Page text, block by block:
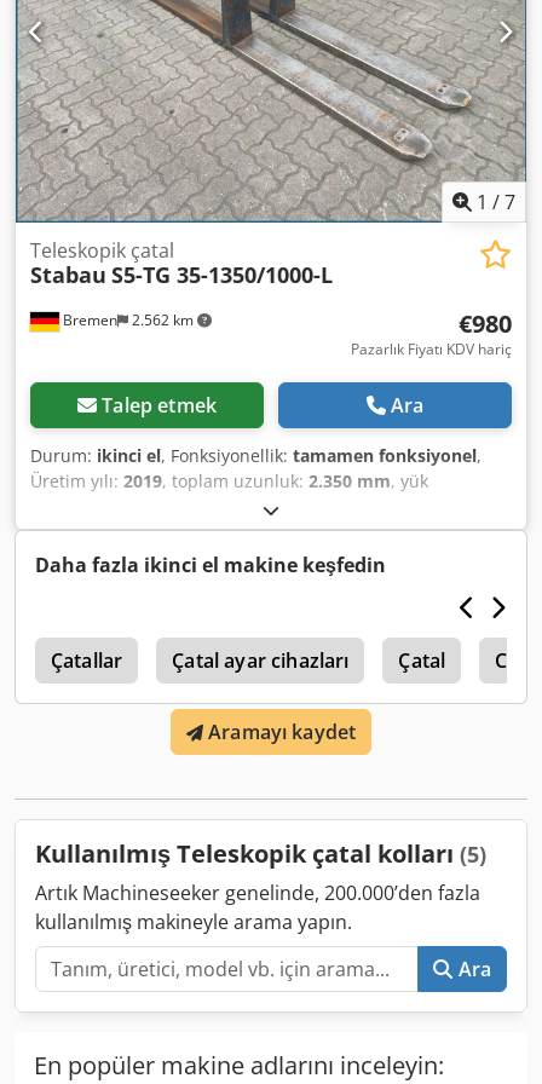
100mm -Yükseklik ayarı (Ø 22mm kilitleme cıvatası ile
kilitleme) *
1 /7
Bremen 2.562 km
Teleskopik çatal
Stabau S5-TG 35-1350/1000-L
€980
Pazarlık Fiyatı KDV hariç
Talep etmek Ara
Durum: ikinci el, Fonksiyonellik: tamamen fonksiyonel,
Üretim yılı: 2019, toplam uzunluk: 2.350 mm, yük
, boş ağırlık:
kollar Yük merkezi: 600 mm ISO Sınıfı: ISO Sınıf 2 = 1.000 -
2.500 kg Durum: Kullanıma hazır ve tam çalışır durumda
Teknik Durum: iyi Açıklama: Önceki sahibinden teslim
alındığı gibi iyi ve kullanıma hazır durumda Dedpfx Asy E
Uxfohqock Taşıma kapasitesi: 1.750 kg'da 600 mm, 600
kg'da 1.750 mm Çatal uzunluğu: 1.350 mm - 2.350 mm
Yükleme alanı: 1.200 mm
Daha fazla ikinci el makine keşfedin
Çatallar Çatal ayar cihazları Çatal
Aramayı kaydet
Kullanılmış Teleskopik çatal kolları (5)
Artık Machineseeker genelinde, 200.000’den fazla
kullanılmış makineyle arama yapın.
Ara
En popüler makine adlarını inceleyin: